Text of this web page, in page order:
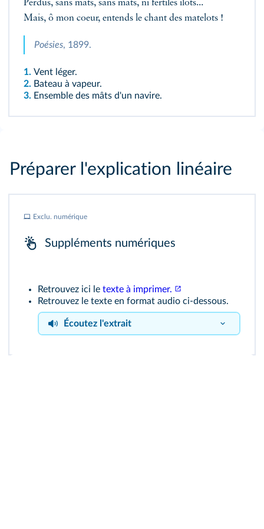
Perdus, sans mâts, sans mâts, ni fertiles îlots...
Mais, ô mon coeur, entends le chant des matelots !
Poésies, 1899.
1. Vent léger.
2. Bateau à vapeur.
3. Ensemble des mâts d'un navire.
Préparer l'explication linéaire
Exclu. numérique
Suppléments numériques
Retrouvez ici le texte à imprimer.
Retrouvez le texte en format audio ci-dessous.
Écoutez l'extrait